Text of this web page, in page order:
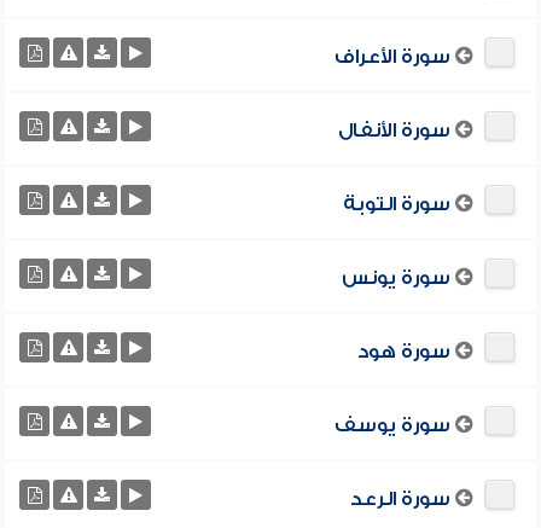
سورة الأعراف
سورة الأنفال
سورة التوبة
سورة يونس
سورة هود
سورة يوسف
سورة الرعد